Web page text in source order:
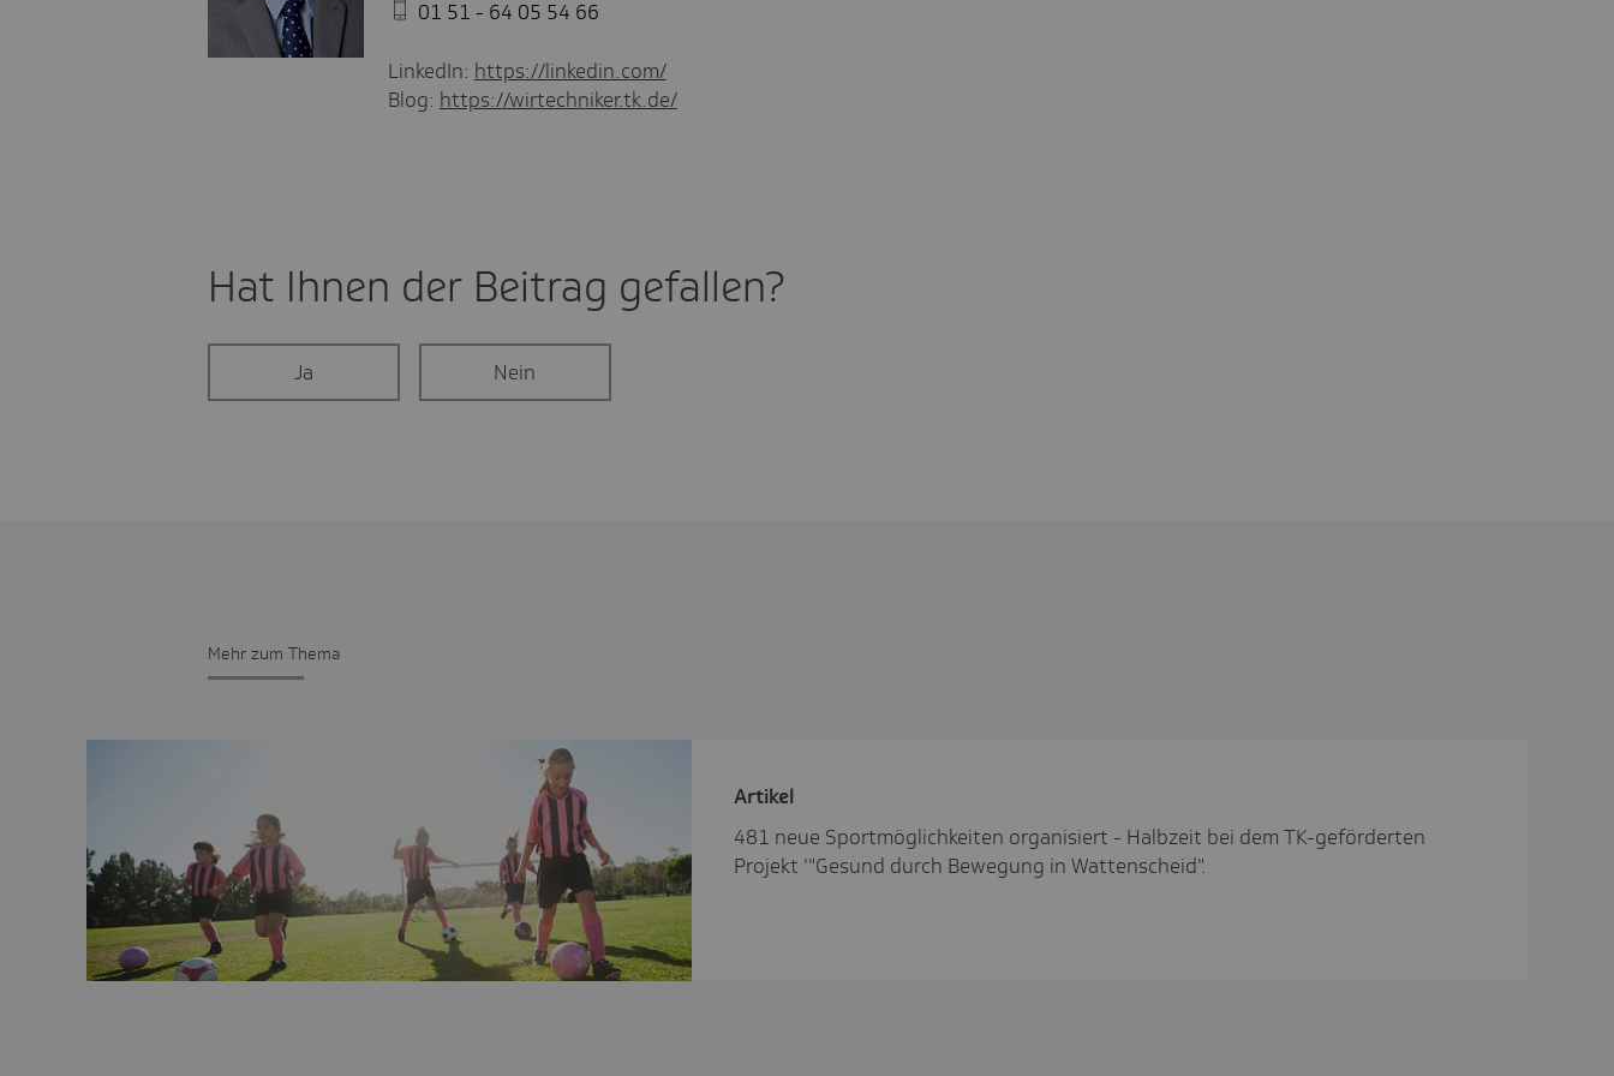
01 51 - 64 05 54 66
LinkedIn: https://linkedin.com/
Blog: https://wirtechniker.tk.de/
Hat Ihnen der Beitrag gefal­len?
Ja Nein
Mehr zum Thema
Artikel
481 neue Sportmöglichkeiten organisiert - Halbzeit bei dem TK-geförderten
Projekt '"Gesund durch Bewegung in Wattenscheid".